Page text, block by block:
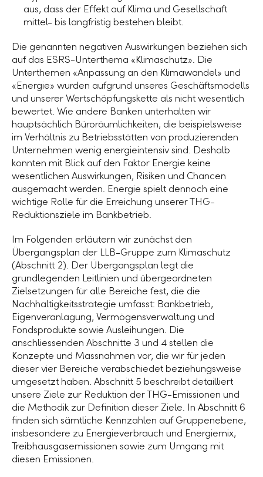
aus, dass der Effekt auf Klima und Gesellschaft
mittel- bis langfristig bestehen bleibt.
Die genannten negativen Auswirkungen beziehen sich
auf das ESRS-Unterthema «Klimaschutz». Die
Unterthemen «Anpassung an den Klimawandel» und
«Energie» wurden aufgrund unseres Geschäftsmodells
und unserer Wertschöpfungskette als nicht wesentlich
bewertet. Wie andere Banken unterhalten wir
hauptsächlich Büroräumlichkeiten, die beispielsweise
im Verhältnis zu Betriebsstätten von produzierenden
Unternehmen wenig energieintensiv sind. Deshalb
konnten mit Blick auf den Faktor Energie keine
wesentlichen Auswirkungen, Risiken und Chancen
ausgemacht werden. Energie spielt dennoch eine
wichtige Rolle für die Erreichung unserer THG-
Reduktionsziele im Bankbetrieb.
Im Folgenden erläutern wir zunächst den
Übergangsplan der LLB-Gruppe zum Klimaschutz
(Abschnitt 2). Der Übergangsplan legt die
grundlegenden Leitlinien und übergeordneten
Zielsetzungen für alle Bereiche fest, die die
Nachhaltigkeitsstrategie umfasst: Bankbetrieb,
Eigenveranlagung, Vermögensverwaltung und
Fondsprodukte sowie Ausleihungen. Die
anschliessenden Abschnitte 3 und 4 stellen die
Konzepte und Massnahmen vor, die wir für jeden
dieser vier Bereiche verabschiedet beziehungsweise
umgesetzt haben. Abschnitt 5 beschreibt detailliert
unsere Ziele zur Reduktion der THG-Emissionen und
die Methodik zur Definition dieser Ziele. In Abschnitt 6
finden sich sämtliche Kennzahlen auf Gruppenebene,
insbesondere zu Energieverbrauch und Energiemix,
Treibhausgasemissionen sowie zum Umgang mit
diesen Emissionen.